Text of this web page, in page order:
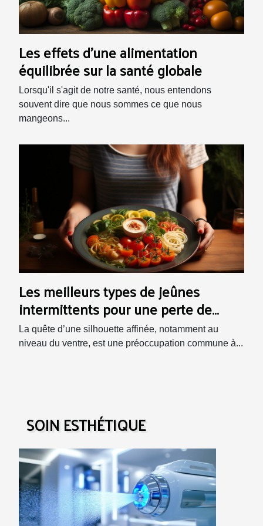
Les effets d'une alimentation
équilibrée sur la santé globale
Lorsqu'il s'agit de notre santé, nous entendons
souvent dire que nous sommes ce que nous
mangeons...
Les meilleurs types de jeûnes
intermittents pour une perte de
poids ciblée au niveau du ventre
La quête d’une silhouette affinée, notamment au
niveau du ventre, est une préoccupation commune à...
SOIN ESTHÉTIQUE